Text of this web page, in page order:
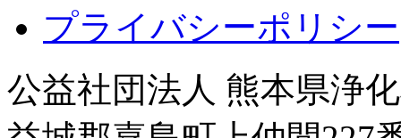
プライバシーポリシー
公益社団法人 熊本県浄